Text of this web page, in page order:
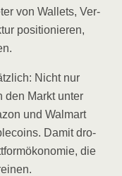
von Wal­lets, Ver­
posi­tio­nie­ren,
Nicht nur
den Markt unter
und Walm­art
Damit dro­
die